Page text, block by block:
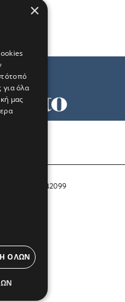
Μ.Η.Τ. 242099
Μανιφέστο
×
για όλα
μας
ΌΛΩΝ